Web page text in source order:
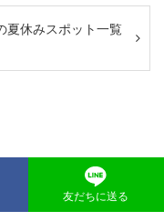
夏休みスポット一覧
友だちに送る